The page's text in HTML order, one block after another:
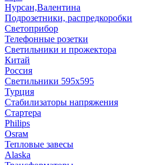
Нурсан,Валентина
Подрозетники, распредкоробки
Светоприбор
Телефонные розетки
Светильники и прожектора
Китай
Россия
Светильники 595х595
Турция
Стабилизаторы напряжения
Стартера
Philips
Оsrам
Тепловые завесы
Alaska